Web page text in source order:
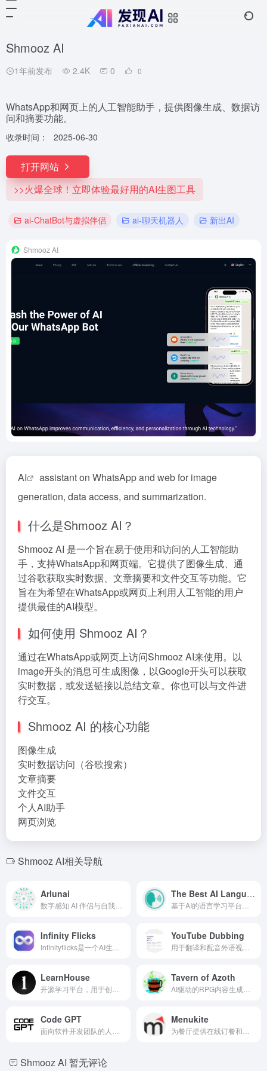
Shmooz AI
1年前发布 2.4K 0 0
WhatsApp和网页上的人工智能助手，提供图像生成、数据访
问和摘要功能。
收录时间： 2025-06-30
打开网站
>>火爆全球！立即体验最好用的AI生图工具
ai-ChatBot与虚拟伴侣 ai-聊天机器人 新出AI
Shmooz AI
AI
assistant on WhatsApp and web for image
generation, data access, and summarization.
什么是Shmooz AI？
Shmooz AI 是一个旨在易于使用和访问的人工智能助
手，支持WhatsApp和网页端。它提供了图像生成、通
过谷歌获取实时数据、文章摘要和文件交互等功能。它
旨在为希望在WhatsApp或网页上利用人工智能的用户
提供最佳的AI模型。
如何使用 Shmooz AI？
通过在WhatsApp或网页上访问Shmooz AI来使用。以
image开头的消息可生成图像，以Google开头可以获取
实时数据，或发送链接以总结文章。你也可以与文件进
行交互。
Shmooz AI 的核心功能
图像生成
实时数据访问（谷歌搜索）
文章摘要
文件交互
个人AI助手
网页浏览
Shmooz AI相关导航
Arlunai The Best AI Language Learning-SpeakPal
Infinity Flicks YouTube Dubbing
LearnHouse Tavern of Azoth
Code GPT Menukite
Shmooz AI 暂无评论